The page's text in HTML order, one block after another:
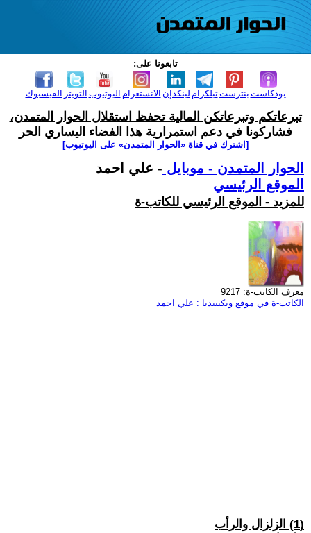
تابعونا على:
الفيسبوك التويتر اليوتيوب الانستغرام لينكدإن تيلكرامبنترست بودكاست
تبرعاتكم وتبرعاتكن المالية تحفظ استقلال الحوار المتمدن،
فشاركونا في دعم استمرارية هذا الفضاء اليساري الحر
[اشترك في قناة ‫«الحوار المتمدن» على اليوتيوب]
الحوار المتمدن - موبايل - علي احمد
الموقع الرئيسي
للمزيد - الموقع الرئيسي للكاتب-ة
معرف الكاتب-ة: 9217
الكاتب-ة في موقع ويكيبيديا : علي احمد
(1) الزلزال والرأب